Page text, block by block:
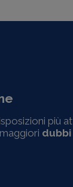
più